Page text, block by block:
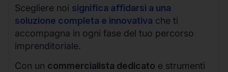
Scegliere noi significa affidarsi a una
soluzione completa e innovativa che ti
accompagna in ogni fase del tuo percorso
imprenditoriale.
Con un commercialista dedicato e strumenti